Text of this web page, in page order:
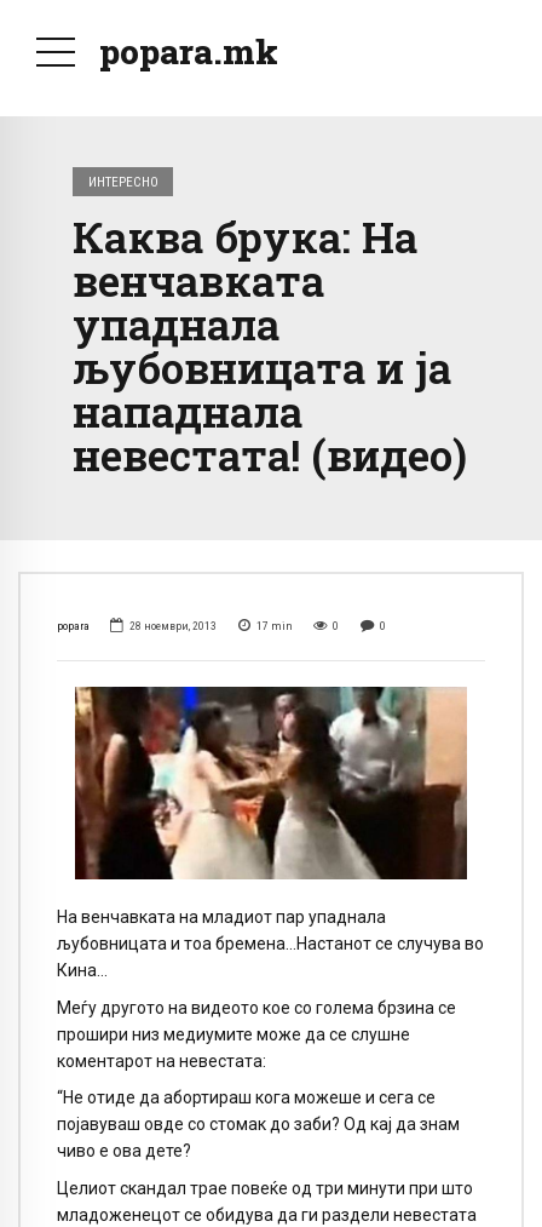
popara.mk
ИНТЕРЕСНО
Каква брука: На
венчавката
упаднала
љубовницата и ја
нападнала
невестата! (видео)
popara 28 ноември, 2013 17 min 0 0
На венчавката на младиот пар упаднала
љубовницата и тоа бремена…Настанот се случува во
Кина…
Меѓу другото на видеото кое со голема брзина се
прошири низ медиумите може да се слушне
коментарот на невестата:
“Не отиде да абортираш кога можеше и сега се
појавуваш овде со стомак до заби? Од кај да знам
чиво е ова дете?
Целиот скандал трае повеќе од три минути при што
младоженецот се обидува да ги раздели невестата